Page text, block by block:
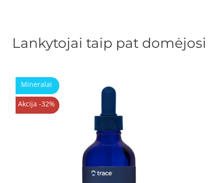
Lankytojai taip pat domėjosi
Mineralai
Akcija -32%